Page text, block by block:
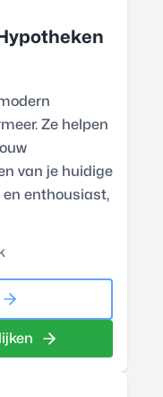
Ze helpen
van je huidige
en enthousiast,